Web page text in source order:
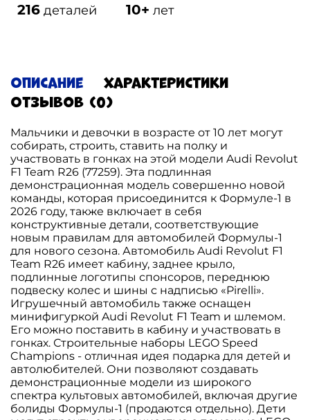
216деталей 10+ лет
Описание
Характеристики
Отзывов (0)
Мальчики и девочки в возрасте от 10 лет могут
собирать, строить, ставить на полку и
участвовать в гонках на этой модели Audi Revolut
F1 Team R26 (77259). Эта подлинная
демонстрационная модель совершенно новой
команды, которая присоединится к Формуле-1 в
2026 году, также включает в себя
конструктивные детали, соответствующие
новым правилам для автомобилей Формулы-1
для нового сезона. Автомобиль Audi Revolut F1
Team R26 имеет кабину, заднее крыло,
подлинные логотипы спонсоров, переднюю
подвеску колес и шины с надписью «Pirelli».
Игрушечный автомобиль также оснащен
минифигуркой Audi Revolut F1 Team и шлемом.
Его можно поставить в кабину и участвовать в
гонках. Строительные наборы LEGO Speed
Champions - отличная идея подарка для детей и
автолюбителей. Они позволяют создавать
демонстрационные модели из широкого
спектра культовых автомобилей, включая другие
болиды Формулы-1 (продаются отдельно). Дети